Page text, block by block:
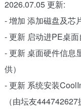
2026.07.05 更新:
- 增加 添加磁盘及芯
- 更新 启动进PE桌
- 更新 桌面硬件信息
供）
- 更新 系统安装
（由坛友444742627